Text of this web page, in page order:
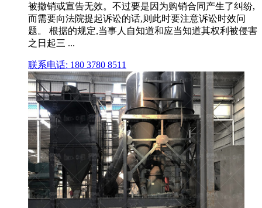
被撤销或宣告无效。不过要是因为购销合同产生了纠纷,
而需要向法院提起诉讼的话,则此时要注意诉讼时效问
题。 根据的规定,当事人自知道和应当知道其权利被侵害
之日起三 ...
联系电话: 180 3780 8511